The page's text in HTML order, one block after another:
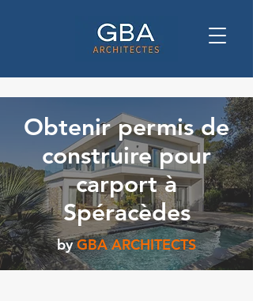
Obtenir permis de
construire pour
carport à
Spéracèdes
by GBA ARCHITECTS